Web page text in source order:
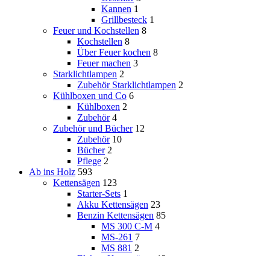
Kannen 1
Grillbesteck 1
Feuer und Kochstellen 8
Kochstellen 8
Über Feuer kochen 8
Feuer machen 3
Starklichtlampen 2
Zubehör Starklichtlampen 2
Kühlboxen und Co 6
Kühlboxen 2
Zubehör 4
Zubehör und Bücher 12
Zubehör 10
Bücher 2
Pflege 2
Ab ins Holz 593
Kettensägen 123
Starter-Sets 1
Akku Kettensägen 23
Benzin Kettensägen 85
MS 300 C-M 4
MS-261 7
MS 881 2